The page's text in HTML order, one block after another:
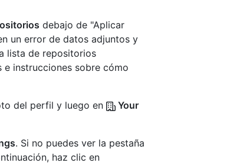
debajo de "Aplicar
un error de datos adjuntos y
lista de repositorios
instrucciones sobre cómo
del perfil y luego en
Your
. Si no puedes ver la pestaña
haz clic en